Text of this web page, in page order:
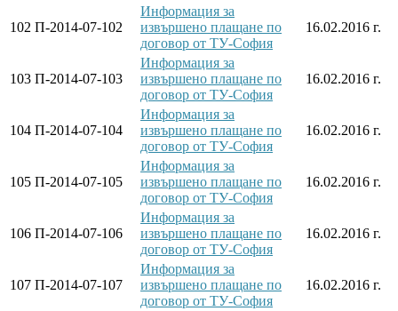
102 П-2014-07-102
Информация за
извършено плащане по
договор от ТУ-София
16.02.2016 г.
103 П-2014-07-103
Информация за
извършено плащане по
договор от ТУ-София
16.02.2016 г.
104 П-2014-07-104
Информация за
извършено плащане по
договор от ТУ-София
16.02.2016 г.
105 П-2014-07-105
Информация за
извършено плащане по
договор от ТУ-София
16.02.2016 г.
106 П-2014-07-106
Информация за
извършено плащане по
договор от ТУ-София
16.02.2016 г.
107 П-2014-07-107
Информация за
извършено плащане по
договор от ТУ-София
16.02.2016 г.